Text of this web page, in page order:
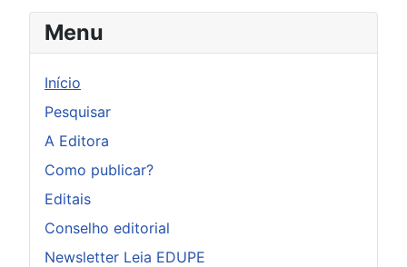
Menu
Início
Pesquisar
A Editora
Como publicar?
Editais
Conselho editorial
Newsletter Leia EDUPE